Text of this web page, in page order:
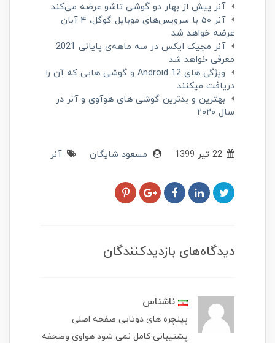
آنر پیش از بهار دو گوشی تاشو عرضه می‌کند
آنر ۵۰ با سرویس‌های موبایل گوگل، ۴ آبان
عرضه خواهد شد
آنر مجیک ایکس در سه ماهه‌ی پایانی 2021
معرفی خواهد شد
ویژگی های Android 12 و گوشی هایی که آن را
دریافت میکنند
بهترین و بدترین گوشی های هوآوی و آنر در
سال ۲۰۲۰
مسعود شایگان آنر
دیدگاه‌های بازدیدکنندگان
ناشناس
پپنچره های دوتایی صفحه اصلی
پشتیبانی کامل نمی شود هواوی وصحفه